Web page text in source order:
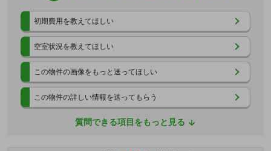
初期費用を教えてほしい
空室状況を教えてほしい
この物件の画像をもっと送ってほしい
この物件の詳しい情報を送ってもらう
質問できる項目をもっと見る